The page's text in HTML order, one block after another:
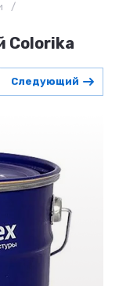
/
Colorika
Следующий